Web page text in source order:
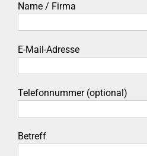
Name / Firma
E-Mail-Adresse
Telefonnummer (optional)
Betreff